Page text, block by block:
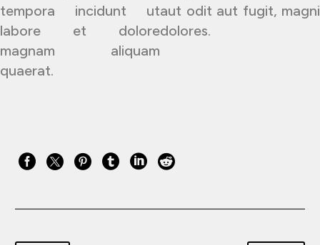
tempora incidunt ut
labore et dolore
magnam aliquam
quaerat.
aut odit aut fugit, magni
dolores.